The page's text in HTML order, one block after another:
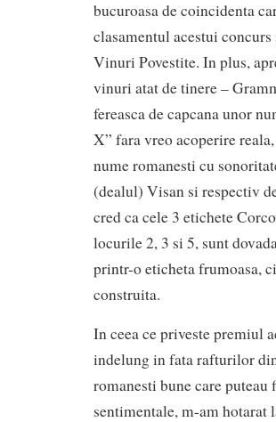
bucuroasa de coincidenta
clasamentul acestui
Vinuri Povestite. In plus,
vinuri atat de tinere –
fereasca de capcana unor
X” fara vreo acoperire
nume romanesti cu
(dealul) Visan si respectiv
cred ca cele 3 etichete
locurile 2, 3 si 5, sunt
printr-o eticheta frumoasa,
construita.
In ceea ce priveste premiul
indelung in fata rafturilor
romanesti bune care
sentimentale, m-am hotarat